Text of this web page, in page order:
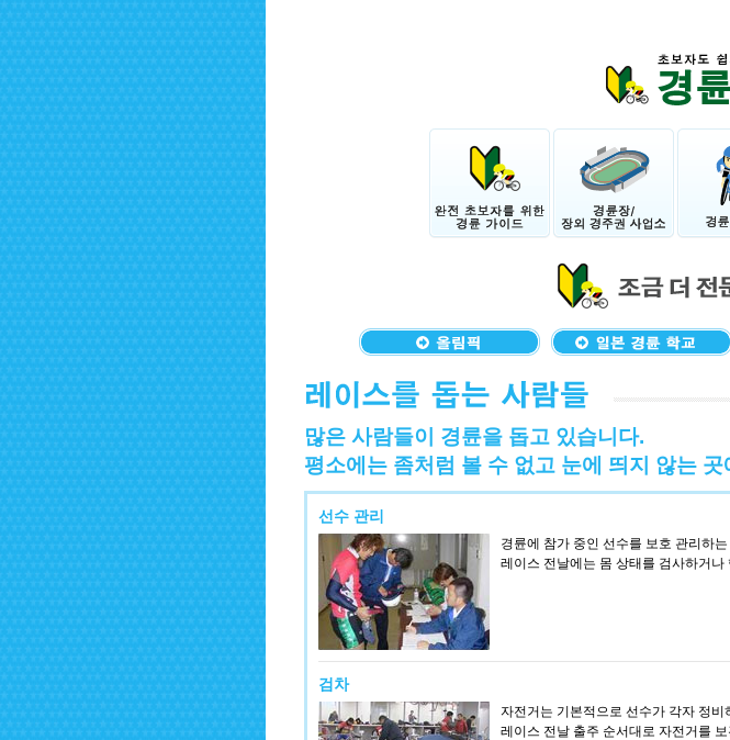
많은 사람들이 경륜을 돕고 있습니다.
평소에는 좀처럼 볼 수 없고 눈에 띄지 않는
선수 관리
경륜에 참가 중인 선수를 보호 관리하
레이스 전날에는 몸 상태를 검사하거
검차
자전거는 기본적으로 선수가 각자 정
레이스 전날 출주 순서대로 자전거를